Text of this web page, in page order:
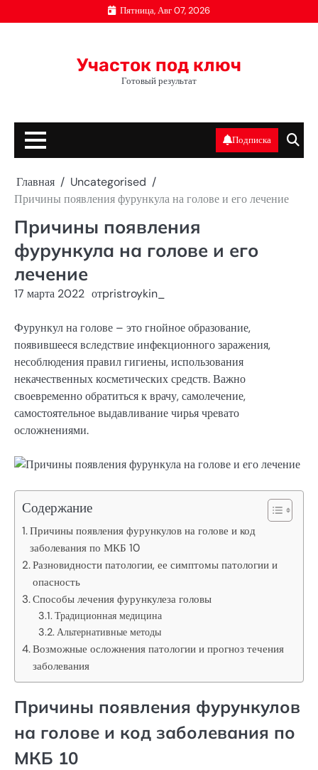
к
Пятница, Авг 07, 2026
Участок под ключ
Готовый результат
Подписка
Главная
Uncategorised
Причины появления фурункула на голове и его лечение
Причины появления
фурункула на голове и его
лечение
17 марта 2022 отpristroykin_
Фурункул на голове – это гнойное образование,
появившееся вследствие инфекционного заражения,
несоблюдения правил гигиены, использования
некачественных косметических средств. Важно
своевременно обратиться к врачу, самолечение,
самостоятельное выдавливание чирья чревато
осложнениями.
Содержание
Причины появления фурункулов на голове и код
заболевания по МКБ 10
Разновидности патологии, ее симптомы патологии и
опасность
Способы лечения фурункулеза головы
Традиционная медицина
Альтернативные методы
Возможные осложнения патологии и прогноз течения
заболевания
Причины появления фурункулов
на голове и код заболевания по
МКБ 10